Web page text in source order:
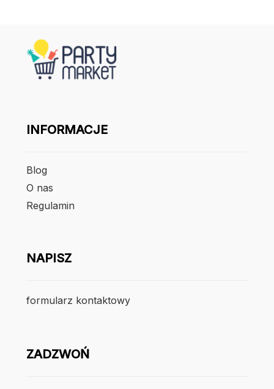
INFORMACJE
Blog
O nas
Regulamin
NAPISZ
formularz kontaktowy
ZADZWOŃ